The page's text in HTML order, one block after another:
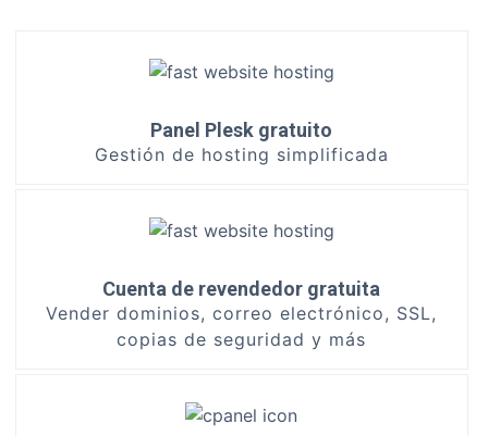
Panel Plesk gratuito
Gestión de hosting simplificada
Cuenta de revendedor gratuita
Vender dominios, correo electrónico, SSL,
copias de seguridad y más